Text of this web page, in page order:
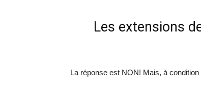
Les extensions
La réponse est NON! Mais, à